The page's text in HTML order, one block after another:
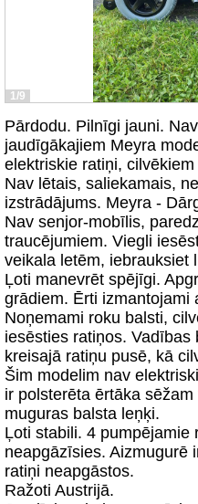
1/9
Pārdodu. Pilnīgi jauni.
jaudīgākajiem Meyra
elektriskie ratiņi,
Nav lētais, saliekamais,
izstrādājums. Meyra -
Nav senjor-mobīlis,
traucējumiem. Viegli
veikala letēm, iebrauksiet
Ļoti manevrēt spējīgi.
grādiem. Ērti izmantojami
Noņemami roku balsti,
iesēsties ratiņos.
kreisajā ratiņu pusē, kā
Šim modelim nav
ir polsterēta ērtāka
muguras balsta leņķi.
Ļoti stabili. 4 pumpējamie
neapgāzīsies. Aizmugurē
ratiņi neapgāstos.
Ražoti Austrijā.